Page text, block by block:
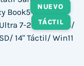
NUEVO
TÁCTIL